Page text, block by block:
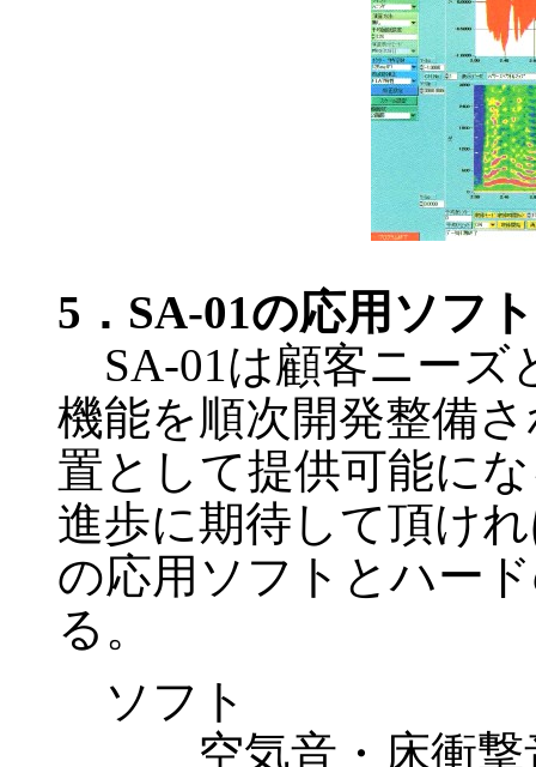
5．SA-01の応用ソフ
SA-01は顧客ニーズ
機能を順次開発整備
置として提供可能に
進歩に期待して頂け
の応用ソフトとハー
る。
ソフト
空気音・床衝撃音